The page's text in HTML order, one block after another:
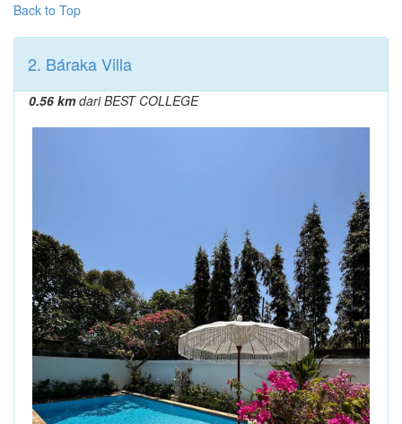
Back to Top
2. Báraka Villa
0.56 kmdari BEST COLLEGE